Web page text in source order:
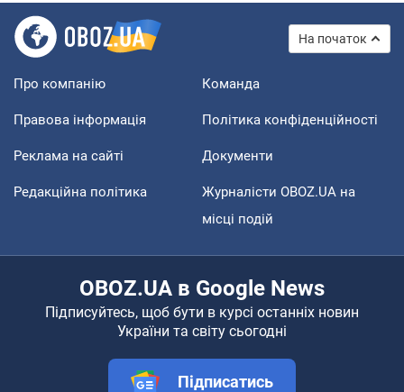
На початок
Про компанію Команда
Правова інформація Політика конфіденційності
Реклама на сайті Документи
Редакційна політика
Журналісти OBOZ.UA на
місці подій
OBOZ.UA в Google News
Підписуйтесь, щоб бути в курсі останніх новин
України та світу сьогодні
Підписатись